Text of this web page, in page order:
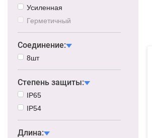
Усиленная
Герметичный
Соединение:
8шт
Степень защиты:
IP65
IP54
Длина: